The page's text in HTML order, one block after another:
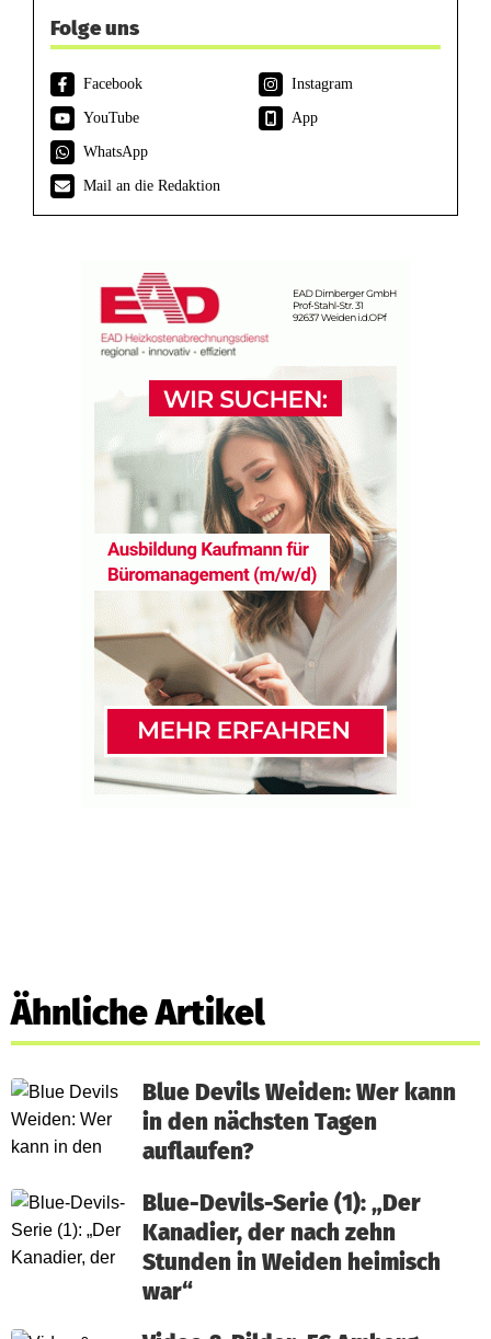
Folge uns
Facebook
Instagram
YouTube
App
WhatsApp
Mail an die Redaktion
Ähnliche Artikel
Blue Devils Weiden: Wer kann
in den nächsten Tagen
auflaufen?
Blue-Devils-Serie (1): „Der
Kanadier, der nach zehn
Stunden in Weiden heimisch
war“